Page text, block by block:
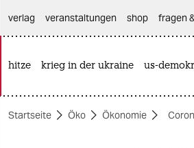
themen
verlag
veranstaltungen shop fragen
hitze krieg in der ukraine us-
Startseite Öko Ökonomie